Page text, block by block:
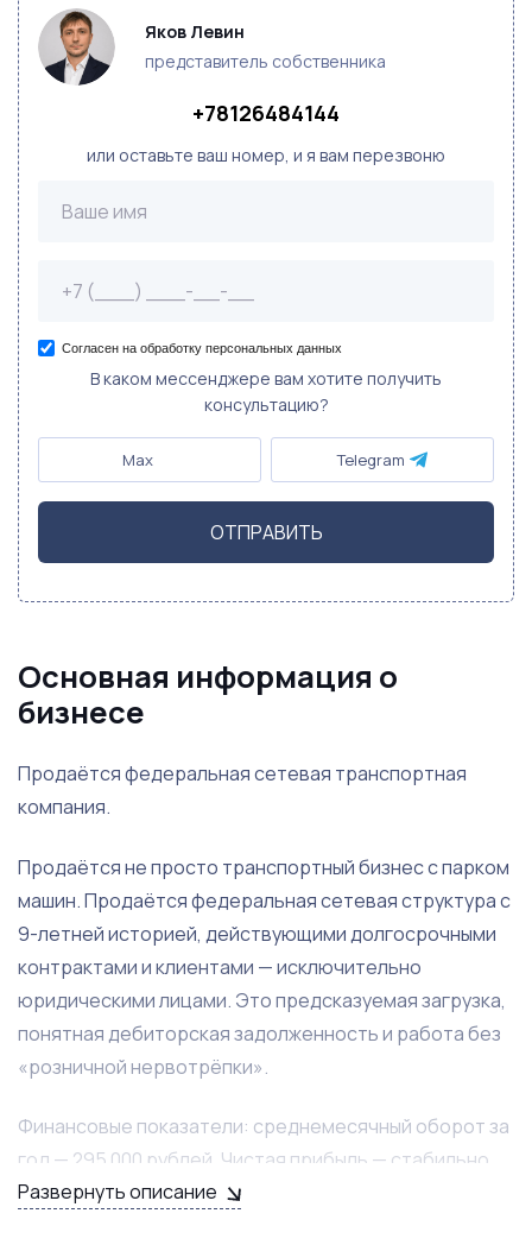
Яков Левин
представитель собственника
+78126484144
или оставьте ваш номер, и я вам перезвоню
Согласен на обработку персональных данных
В каком мессенджере вам хотите получить
консультацию?
Max Telegram
ОТПРАВИТЬ
Основная информация о
бизнесе
Продаётся федеральная сетевая транспортная
компания.
Продаётся не просто транспортный бизнес с парком
машин. Продаётся федеральная сетевая структура с
9-летней историей, действующими долгосрочными
контрактами и клиентами — исключительно
юридическими лицами. Это предсказуемая загрузка,
понятная дебиторская задолженность и работа без
«розничной нервотрёпки».
Финансовые показатели: среднемесячный оборот за
год — 295 000 рублей. Чистая прибыль — стабильно
от 165 000 рублей. Бизнес не зависит от сезонных
Развернуть описание